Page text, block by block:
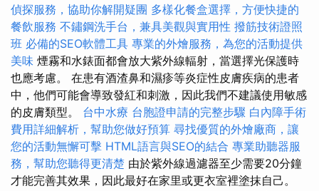
偵探服務，協助你解開疑團 多樣化餐盒選擇，方便快捷的
餐飲服務 不鏽鋼洗手台，兼具美觀與實用性 撥筋技術證照
班 必備的SEO軟體工具 專業的外燴服務，為您的活動提供
美味 煙霧和水錶面都會放大紫外線輻射，當選擇光保護時
也應考慮。 在患有酒渣鼻和濕疹等炎症性皮膚疾病的患者
中，他們可能會導致發紅和刺激，因此我們不建議使用敏感
的皮膚類型。 台中水療 台胞證申請的完整步驟 白內障手術
費用詳細解析，幫助您做好預算 尋找優質的外燴廠商，讓
您的活動無懈可擊 HTML語言與SEO的結合 專業助聽器服
務，幫助您聽得更清楚 由於紫外線過濾器至少需要20分鐘
才能完善其效果，因此最好在家里或更衣室裡塗抹自己。